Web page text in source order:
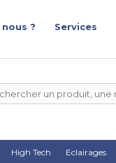
? Services
High Tech Eclairages